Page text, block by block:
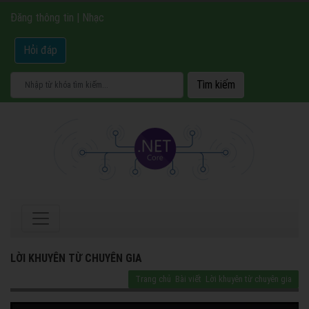
Đăng thông tin | Nhạc
Hỏi đáp
LỜI KHUYÊN TỪ CHUYÊN GIA
Trang chủ Bài viết Lời khuyên từ chuyên gia